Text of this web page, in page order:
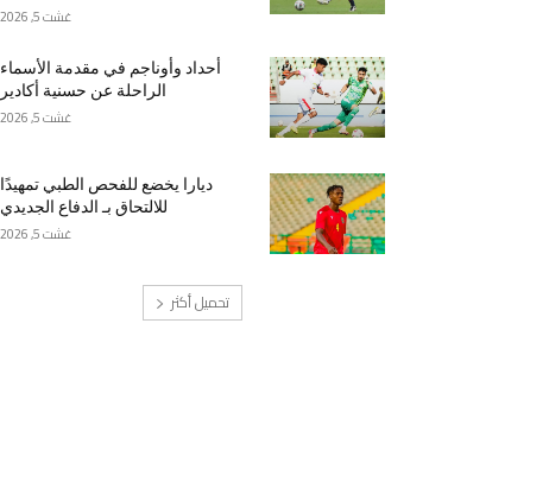
غشت 5, 2026
أحداد وأوناجم في مقدمة الأسماء
الراحلة عن حسنية أكادير
غشت 5, 2026
ديارا يخضع للفحص الطبي تمهيدًا
للالتحاق بـ الدفاع الجديدي
غشت 5, 2026
تحميل أكثر